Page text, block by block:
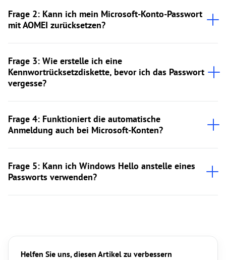
Frage 2: Kann ich mein Microsoft-Konto-Passwort
mit AOMEI zurücksetzen?
Frage 3: Wie erstelle ich eine
Kennwortrücksetzdiskette, bevor ich das Passwort
vergesse?
Frage 4: Funktioniert die automatische
Anmeldung auch bei Microsoft-Konten?
Frage 5: Kann ich Windows Hello anstelle eines
Passworts verwenden?
Helfen Sie uns, diesen Artikel zu verbessern